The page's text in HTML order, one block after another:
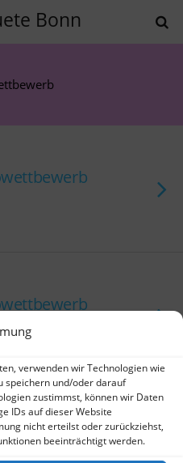
verwenden wir Technologien wie
speichern und/oder darauf
zustimmst, können wir Daten
IDs auf dieser Website
nicht erteilst oder zurückziehst,
beeinträchtigt werden.
Bonn